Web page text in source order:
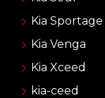
Kia Sportage
Kia Venga
Kia Xceed
kia-ceed